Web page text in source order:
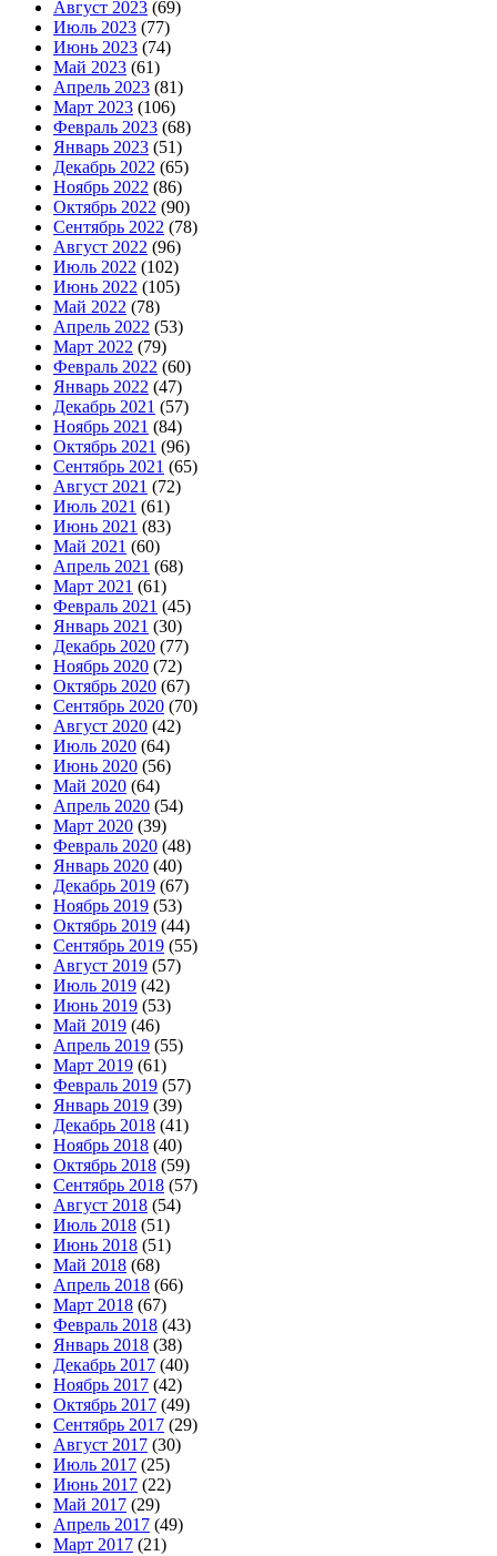
Август 2023 (69)
Июль 2023 (77)
Июнь 2023 (74)
Май 2023 (61)
Апрель 2023 (81)
Март 2023 (106)
Февраль 2023 (68)
Январь 2023 (51)
Декабрь 2022 (65)
Ноябрь 2022 (86)
Октябрь 2022 (90)
Сентябрь 2022 (78)
Август 2022 (96)
Июль 2022 (102)
Июнь 2022 (105)
Май 2022 (78)
Апрель 2022 (53)
Март 2022 (79)
Февраль 2022 (60)
Январь 2022 (47)
Декабрь 2021 (57)
Ноябрь 2021 (84)
Октябрь 2021 (96)
Сентябрь 2021 (65)
Август 2021 (72)
Июль 2021 (61)
Июнь 2021 (83)
Май 2021 (60)
Апрель 2021 (68)
Март 2021 (61)
Февраль 2021 (45)
Январь 2021 (30)
Декабрь 2020 (77)
Ноябрь 2020 (72)
Октябрь 2020 (67)
Сентябрь 2020 (70)
Август 2020 (42)
Июль 2020 (64)
Июнь 2020 (56)
Май 2020 (64)
Апрель 2020 (54)
Март 2020 (39)
Февраль 2020 (48)
Январь 2020 (40)
Декабрь 2019 (67)
Ноябрь 2019 (53)
Октябрь 2019 (44)
Сентябрь 2019 (55)
Август 2019 (57)
Июль 2019 (42)
Июнь 2019 (53)
Май 2019 (46)
Апрель 2019 (55)
Март 2019 (61)
Февраль 2019 (57)
Январь 2019 (39)
Декабрь 2018 (41)
Ноябрь 2018 (40)
Октябрь 2018 (59)
Сентябрь 2018 (57)
Август 2018 (54)
Июль 2018 (51)
Июнь 2018 (51)
Май 2018 (68)
Апрель 2018 (66)
Март 2018 (67)
Февраль 2018 (43)
Январь 2018 (38)
Декабрь 2017 (40)
Ноябрь 2017 (42)
Октябрь 2017 (49)
Сентябрь 2017 (29)
Август 2017 (30)
Июль 2017 (25)
Июнь 2017 (22)
Май 2017 (29)
Апрель 2017 (49)
Март 2017 (21)